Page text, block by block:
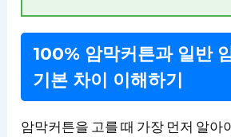
100% 암막커튼과 일반
기본 차이 이해하기
암막커튼을 고를 때 가장 먼저 알아